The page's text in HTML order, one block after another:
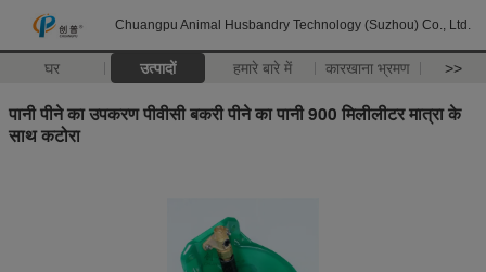
Chuangpu Animal Husbandry Technology (Suzhou) Co., Ltd.
घर उत्पादों हमारे बारे में कारखाना भ्रमण >>
पानी पीने का उपकरण पीवीसी बकरी पीने का पानी 900 मिलीलीटर मात्रा के
साथ कटोरा